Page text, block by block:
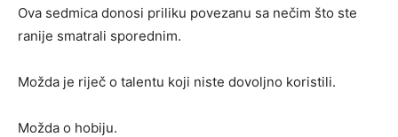
Ova sedmica donosi priliku povezanu sa nečim što ste
ranije smatrali sporednim.
Možda je riječ o talentu koji niste dovoljno koristili.
Možda o hobiju.